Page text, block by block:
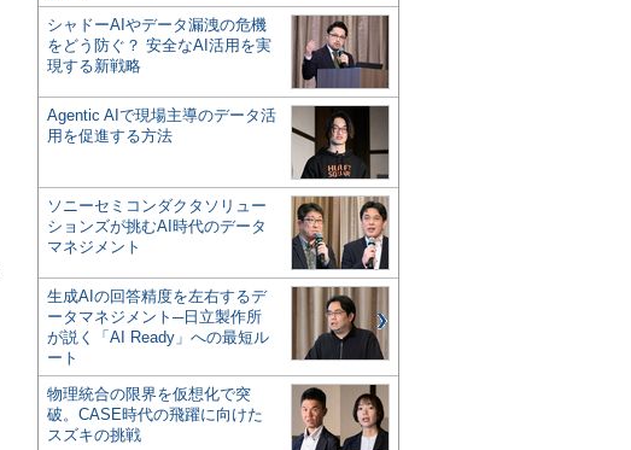
シャドーAIやデータ漏洩の危機
をどう防ぐ？ 安全なAI活用を実
現する新戦略
Agentic AIで現場主導のデータ活
用を促進する方法
ソニーセミコンダクタソリュー
ションズが挑むAI時代のデータ
マネジメント
生成AIの回答精度を左右するデ
ータマネジメント─日立製作所
が説く「AI Ready」への最短ル
ート
物理統合の限界を仮想化で突
破。CASE時代の飛躍に向けた
スズキの挑戦